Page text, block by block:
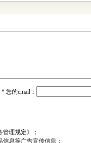
*您的email：
理规定》；
息等广告宣传信息；